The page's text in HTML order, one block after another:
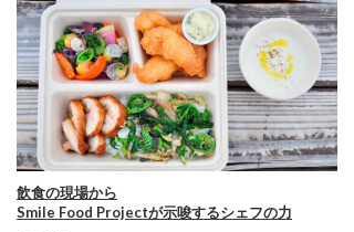
飲食の現場から
Smile Food Projectが示唆するシェフの力